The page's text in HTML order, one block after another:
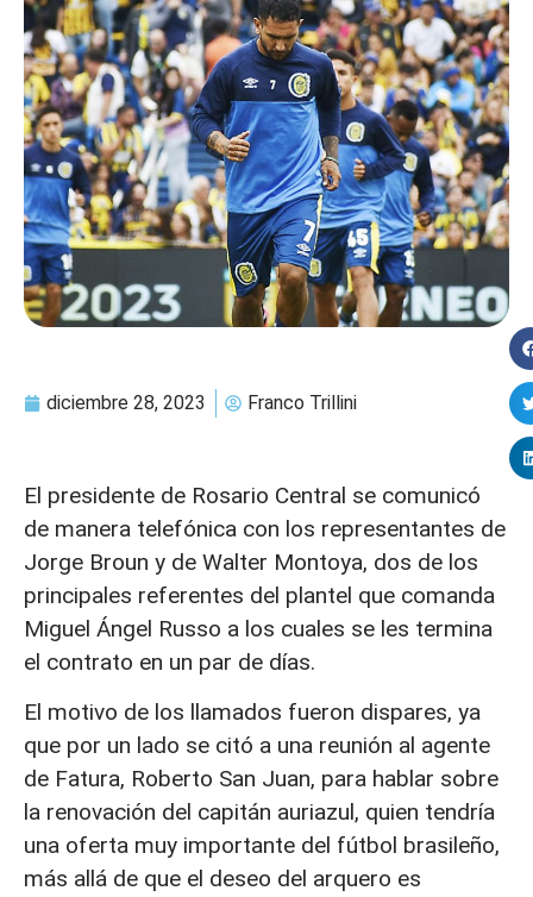
diciembre 28, 2023 Franco Trillini
El presidente de Rosario Central se comunicó
de manera telefónica con los representantes de
Jorge Broun y de Walter Montoya, dos de los
principales referentes del plantel que comanda
Miguel Ángel Russo a los cuales se les termina
el contrato en un par de días.
El motivo de los llamados fueron dispares, ya
que por un lado se citó a una reunión al agente
de Fatura, Roberto San Juan, para hablar sobre
la renovación del capitán auriazul, quien tendría
una oferta muy importante del fútbol brasileño,
más allá de que el deseo del arquero es